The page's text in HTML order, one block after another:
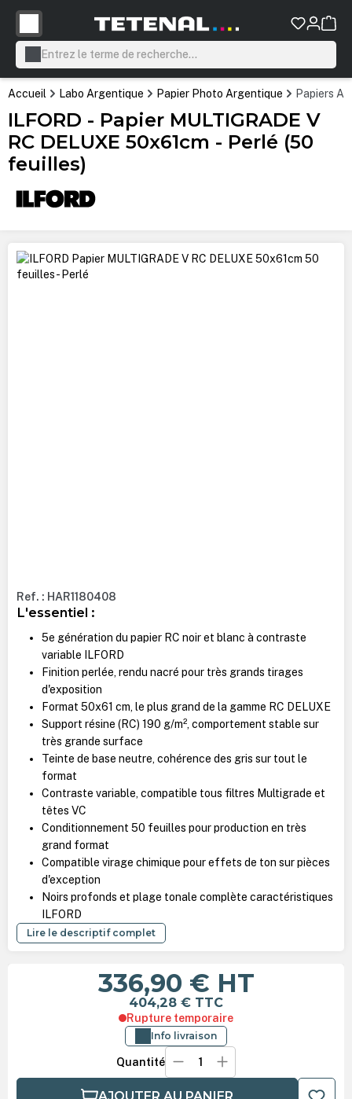
principal
Accueil Labo Argentique Papier Photo Argentique Papiers
ILFORD - Papier MULTIGRADE V
RC DELUXE 50x61cm - Perlé (50
feuilles)
Ignorer la galerie d'images
Ref. : HAR1180408
L'essentiel :
5e génération du papier RC noir et blanc à contraste
variable ILFORD
Finition perlée, rendu nacré pour très grands tirages
d'exposition
Format 50x61 cm, le plus grand de la gamme RC DELUXE
Support résine (RC) 190 g/m², comportement stable sur
très grande surface
Teinte de base neutre, cohérence des gris sur tout le
format
Contraste variable, compatible tous filtres Multigrade et
têtes VC
Conditionnement 50 feuilles pour production en très
grand format
Compatible virage chimique pour effets de ton sur pièces
d'exception
Noirs profonds et plage tonale complète caractéristiques
ILFORD
Lire le descriptif complet
336,90 € HT
404,28 € TTC
Rupture temporaire
Info livraison
Quantité
AJOUTER AU PANIER